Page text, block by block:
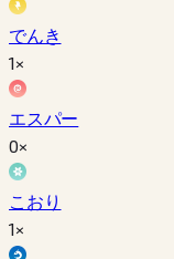
でんき
1×
エスパー
0×
こおり
1×